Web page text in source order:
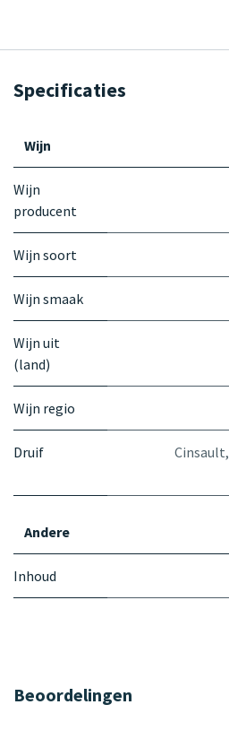
Specificaties
Wijn
Wijn
producent
Wijn soort
Wijn smaak
Wijn uit
(land)
Wijn regio
Druif Cinsault,
Andere
Inhoud
Beoordelingen